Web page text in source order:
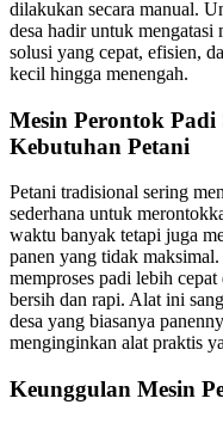
dilakukan secara manual.
desa hadir untuk mengatasi
solusi yang cepat, efisien,
kecil hingga menengah.
Mesin Perontok Padi
Kebutuhan Petani
Petani tradisional sering
sederhana untuk
waktu banyak tetapi juga
panen yang tidak
memproses padi lebih
bersih dan rapi. Alat ini
desa yang biasanya
menginginkan alat praktis
Keunggulan Mesin